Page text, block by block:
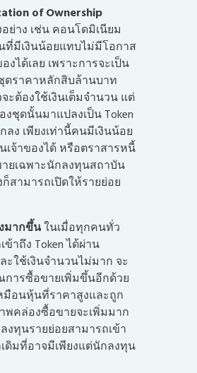
of Ownership
ย่าง เช่น คอนโดมิเนียม
ที่มีเงินน้อยแทบไม่มีโอกาส
งได้เลย เพราะการจะเป็น
ดราคาหลักสิบล้านบาท
ะต้องใช้เงินเต็มจำนวน แต่
งชุดนั้นมาแปลงเป็น Token
ลง เพียงเท่านี้คนมีเงินน้อย
เจ้าของได้ หรือตราสารหนี้
ยเฉพาะนักลงทุนสถาบัน
สามารถเปิดให้รายย่อย
มากขึ้นในเมื่อทุกคนทั่ว
าถึง Token ได้ผ่าน
ะใช้เงินจำนวนไม่มาก จะ
ารซื้อขายเพิ่มขึ้นอีกด้วย
มือนหุ้นที่ราคาสูงและถูก
พคล่องซื้อขายจะเพิ่มมาก
งทุนรายย่อยสามารถเข้า
ดิมที่อาจมีเพียงแต่นักลงทุน